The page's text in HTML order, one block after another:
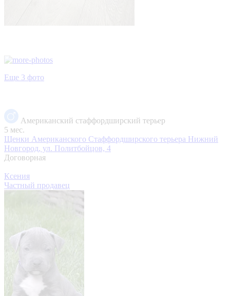
Еще 3 фото
Американский стаффордширский терьер
5 мес.
Щенки Американского Стаффордширского терьера Нижний
Новгород, ул. Политбойцов, 4
Договорная
Ксения
Частный продавец